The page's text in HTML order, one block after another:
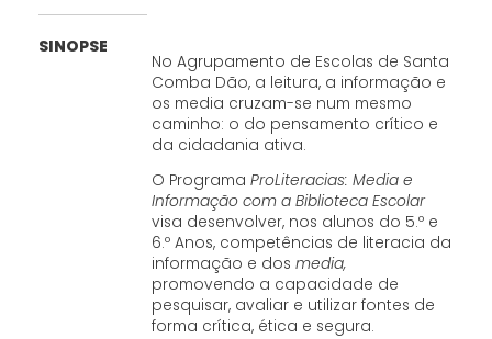
SINOPSE
No Agrupamento de Escolas de Santa
Comba Dão, a leitura, a informação e
os media cruzam-se num mesmo
caminho: o do pensamento crítico e
da cidadania ativa.
O ProgramaProLiteracias: Media e
Informação com a Biblioteca Escolar
visa desenvolver, nos alunos do 5.º e
6.º Anos, competências de literacia da
informação e dosmedia,
promovendo a capacidade de
pesquisar, avaliar e utilizar fontes de
forma crítica, ética e segura.